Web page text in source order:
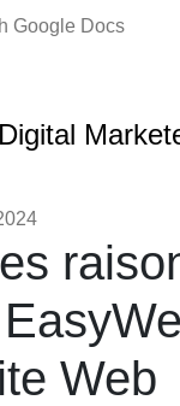
Google Docs
Digital
Web